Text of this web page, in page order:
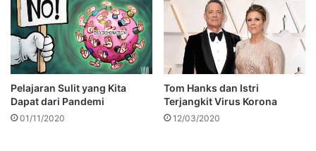
Pelajaran Sulit yang Kita
Dapat dari Pandemi
01/11/2020
Tom Hanks dan Istri
Terjangkit Virus Korona
12/03/2020